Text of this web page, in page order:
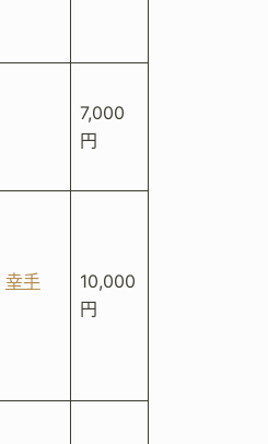
7,000
円
幸手
10,000
円